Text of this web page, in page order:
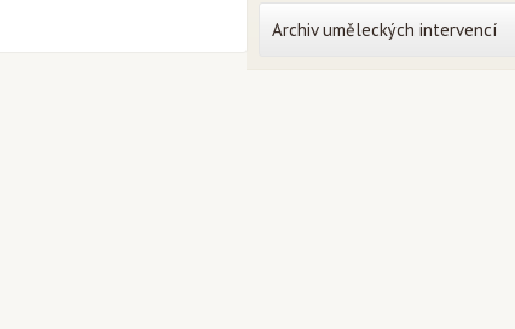
Archiv uměleckých intervencí